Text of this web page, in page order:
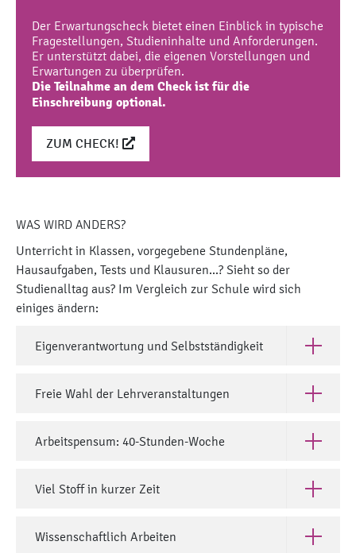
Der Erwartungscheck bietet einen Einblick in typische
Fragestellungen, Studieninhalte und Anforderungen.
Er unterstützt dabei, die eigenen Vorstellungen und
Erwartungen zu überprüfen.
Die Teilnahme an dem Check ist für die
Einschreibung optional.
ZUM CHECK!
WAS WIRD ANDERS?
Unterricht in Klassen, vorgegebene Stundenpläne,
Hausaufgaben, Tests und Klausuren...? Sieht so der
Studienalltag aus? Im Vergleich zur Schule wird sich
einiges ändern:
Eigenverantwortung und Selbstständigkeit Öffne
Freie Wahl der Lehrveranstaltungen Öffne
Arbeitspensum: 40-Stunden-Woche Öffne
Viel Stoff in kurzer Zeit Öffne
Wissenschaftlich Arbeiten Öffne